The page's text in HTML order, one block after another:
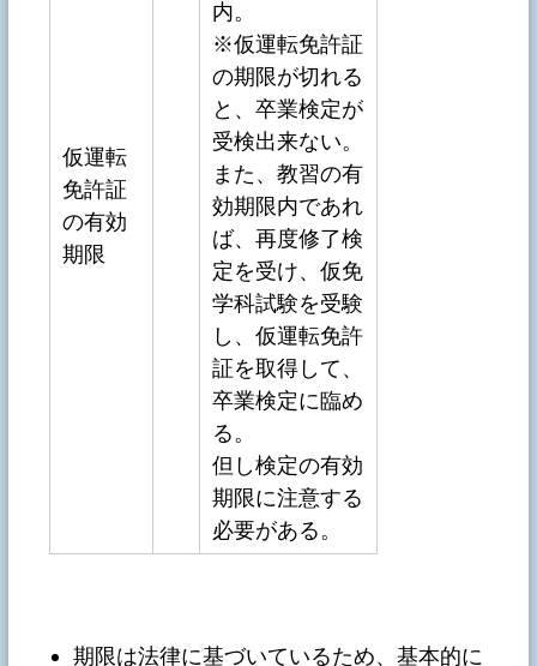
仮運転
免許証
の有効
期限
内。
※仮運転免許証
の期限が切れる
と、卒業検定が
受検出来ない。
また、教習の有
効期限内であれ
ば、再度修了検
定を受け、仮免
学科試験を受験
し、仮運転免許
証を取得して、
卒業検定に臨め
る。
但し検定の有効
期限に注意する
必要がある。
期限は法律に基づいているため、基本的に